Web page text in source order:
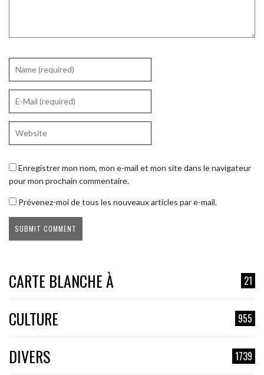
Enregistrer mon nom, mon e-mail et mon site dans le navigateur
pour mon prochain commentaire.
Prévenez-moi de tous les nouveaux articles par e-mail.
CARTE BLANCHE À 21
CULTURE 955
DIVERS 1739